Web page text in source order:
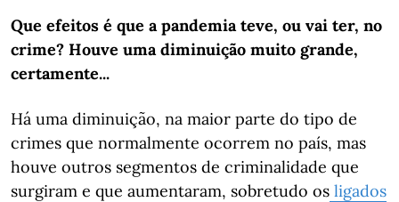
Que efeitos é que a pandemia teve, ou vai ter, no
crime? Houve uma diminuição muito grande,
certamente...
Há uma diminuição, na maior parte do tipo de
crimes que normalmente ocorrem no país, mas
houve outros segmentos de criminalidade que
surgiram e que aumentaram, sobretudo os ligados